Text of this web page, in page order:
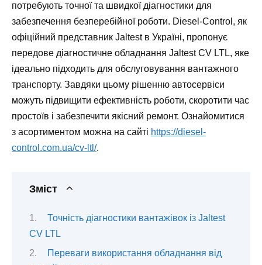
потребують точної та швидкої діагностики для
забезпечення безперебійної роботи. Diesel-Control, як
офіційний представник Jaltest в Україні, пропонує
передове діагностичне обладнання Jaltest CV LTL, яке
ідеально підходить для обслуговування вантажного
транспорту. Завдяки цьому рішенню автосервіси
можуть підвищити ефективність роботи, скоротити час
простоїв і забезпечити якісний ремонт. Ознайомитися
з асортиментом можна на сайті https://diesel-
control.com.ua/cv-ltl/.
Зміст
Точність діагностики вантажівок із Jaltest
CV LTL
Переваги використання обладнання від